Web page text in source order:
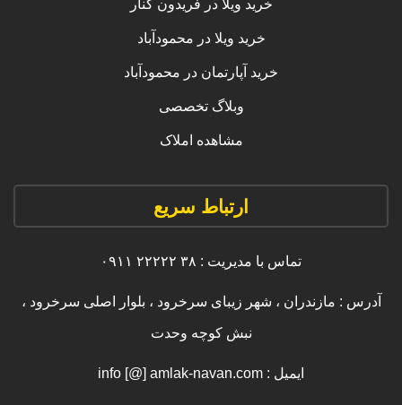
خرید ویلا در فریدون کنار
خرید ویلا در محمودآباد
خرید آپارتمان در محمودآباد
وبلاگ تخصصی
مشاهده املاک
ارتباط سریع
تماس با مدیریت : ۳۸ ۲۲۲۲۲ ۰۹۱۱
آدرس : مازندران ، شهر زیبای سرخرود ، بلوار اصلی سرخرود ،
نبش کوچه وحدت
ایمیل : info [@] amlak-navan.com